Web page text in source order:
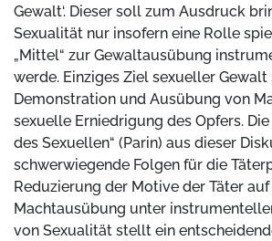
Gewalt‘. Dieser soll zum Ausdruck
Sexualität nur insofern eine Rolle
„Mittel“ zur Gewaltausübung
werde. Einziges Ziel sexueller Gewalt
Demonstration und Ausübung von
sexuelle Erniedrigung des Opfers.
des Sexuellen“ (Parin) aus dieser
schwerwiegende Folgen für die
Reduzierung der Motive der Täter auf
Machtausübung unter
von Sexualität stellt ein